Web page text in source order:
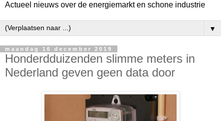
Actueel nieuws over de energiemarkt en schone industrie
▼
maandag 16 december 2019
Honderdduizenden slimme meters in
Nederland geven geen data door